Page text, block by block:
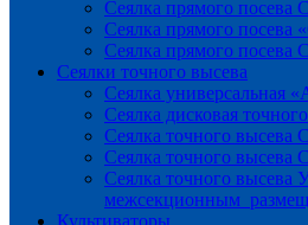
Сеялка прямого посева
Сеялка прямого
Сеялка прямого
Сеялки точного высева
Сеялка универсальная
Сеялка дисковая
Сеялка точного
Сеялка точного
Сеялка точного
межсекционным
Культиваторы